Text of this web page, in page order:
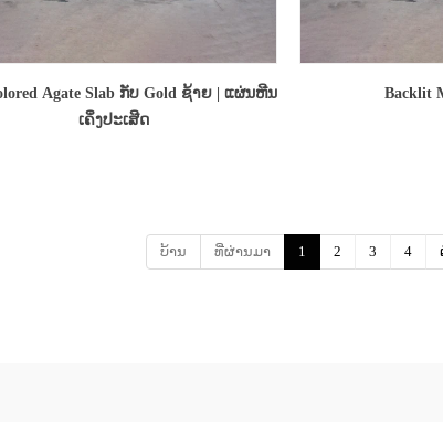
Agate Slab ກັບ Gold ຊ້າຍ | ແຜ່ນຫີນ
ເຄິ່ງປະເສີດ
Backlit
ບ້ານ ທີ່ຜ່ານມາ 1 2 3 4